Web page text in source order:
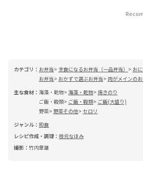
カテゴリ： お弁当 主食になるお弁当（一品弁当）
お
お弁当
おかずで選ぶお弁当
肉がメインの
主な食材： 海藻・乾物 海藻・乾物 焼きのり
ご飯・穀類
ご飯・穀類
ご飯(大盛り)
野菜
野菜その他 セロリ
ジャンル： 和食
レシピ作成・調理： 枝元なほみ
撮影： 竹内章雄